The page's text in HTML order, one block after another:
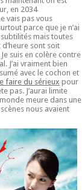
en 2034
vais pas vous
parce que je n’ai
mais toutes
sont soit
Je suis en colère contre
J’ai vraiment bien
avec le cochon et
faire du sérieux pour
pas. J’aurai limite
meure dans une
nous avaient